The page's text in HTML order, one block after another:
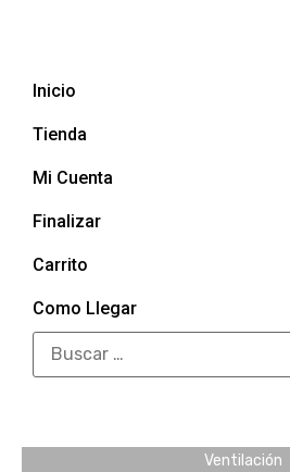
Inicio
Tienda
Mi Cuenta
Finalizar
Carrito
Como Llegar
Ventilación